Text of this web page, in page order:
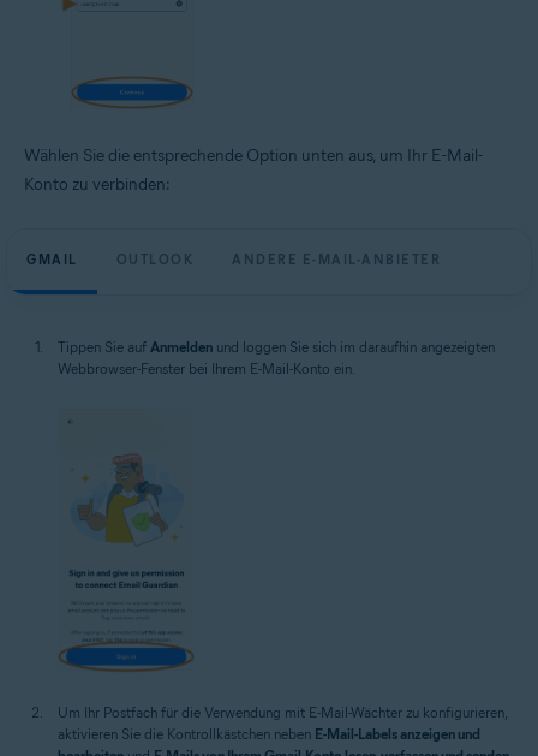
Wählen Sie die entsprechende Option unten aus, um Ihr E-Mail-
Konto zu verbinden:
GMAIL OUTLOOK ANDERE E-MAIL-ANBIETER
Tippen Sie auf Anmelden und loggen Sie sich im daraufhin angezeigten
Webbrowser-Fenster bei Ihrem E-Mail-Konto ein.
Um Ihr Postfach für die Verwendung mit E-Mail-Wächter zu konfigurieren,
aktivieren Sie die Kontrollkästchen neben E-Mail-Labels anzeigen und